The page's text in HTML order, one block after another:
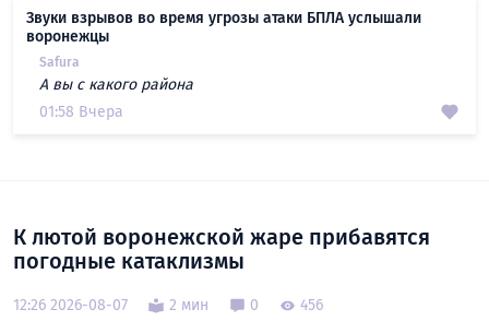
Звуки взрывов во время угрозы атаки БПЛА услышали
воронежцы
Safura
А вы с какого района
01:58 Вчера
К лютой воронежской жаре прибавятся
погодные катаклизмы
12:26 2026-08-07 2 мин 0 456